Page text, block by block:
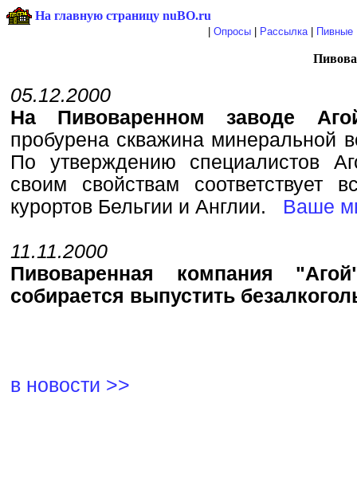
На главную страницу nuBO.ru
Опросы| Рассылка| Пивные
05.12.2000
На Пивоваренном заводе
пробурена скважина минеральной
По утверждению специалистов
своим свойствам соответствует
курортов Бельгии и Англии. Ваше
11.11.2000
Пивоваренная компания
собирается выпустить
в новости >>